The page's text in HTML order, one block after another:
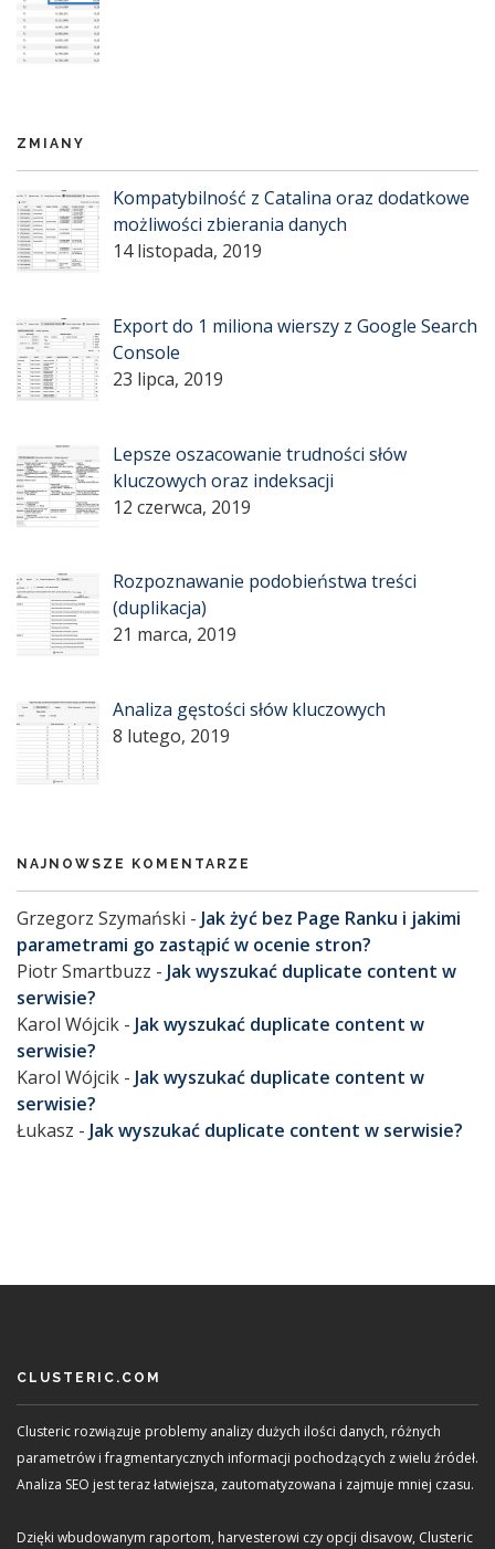
ZMIANY
Kompatybilność z Catalina oraz dodatkowe
możliwości zbierania danych
14 listopada, 2019
Export do 1 miliona wierszy z Google Search
Console
23 lipca, 2019
Lepsze oszacowanie trudności słów
kluczowych oraz indeksacji
12 czerwca, 2019
Rozpoznawanie podobieństwa treści
(duplikacja)
21 marca, 2019
Analiza gęstości słów kluczowych
8 lutego, 2019
NAJNOWSZE KOMENTARZE
Grzegorz Szymański - Jak żyć bez Page Ranku i jakimi
parametrami go zastąpić w ocenie stron?
Piotr Smartbuzz - Jak wyszukać duplicate content w
serwisie?
Karol Wójcik - Jak wyszukać duplicate content w
serwisie?
Karol Wójcik - Jak wyszukać duplicate content w
serwisie?
Łukasz - Jak wyszukać duplicate content w serwisie?
CLUSTERIC.COM
Clusteric rozwiązuje problemy analizy dużych ilości danych, różnych
parametrów i fragmentarycznych informacji pochodzących z wielu źródeł.
Analiza SEO jest teraz łatwiejsza, zautomatyzowana i zajmuje mniej czasu.
Dzięki wbudowanym raportom, harvesterowi czy opcji disavow, Clusteric